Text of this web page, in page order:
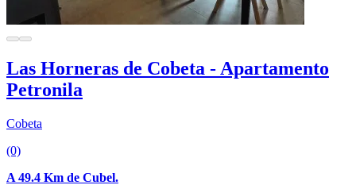
Las Horneras de Cobeta - Apartamento
Petronila
Cobeta
(0)
A 49.4 Km de Cubel.